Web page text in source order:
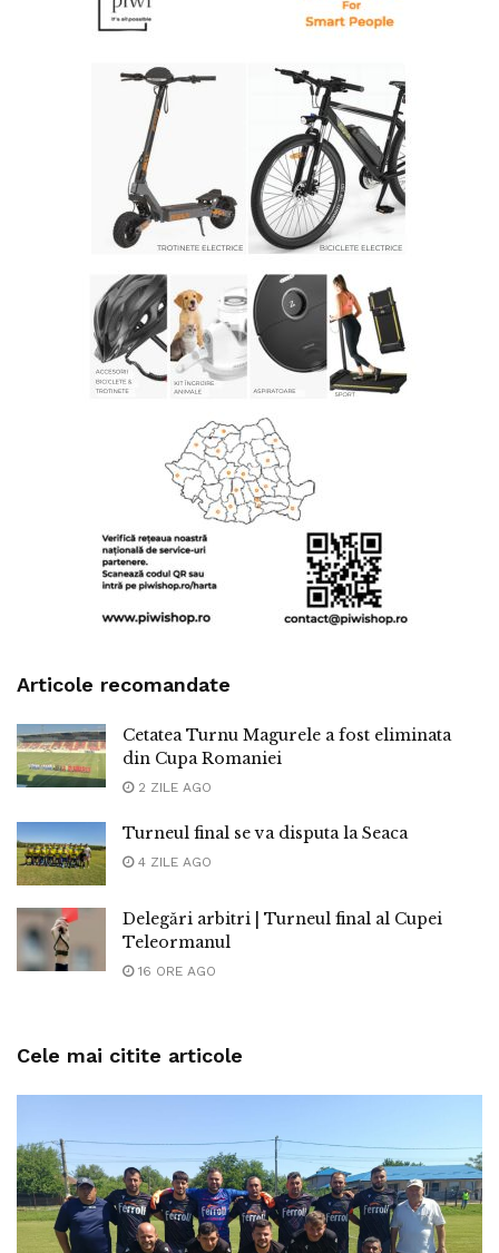
Articole recomandate
Cetatea Turnu Magurele a fost eliminata
din Cupa Romaniei
2 ZILE AGO
Turneul final se va disputa la Seaca
4 ZILE AGO
Delegări arbitri | Turneul final al Cupei
Teleormanul
16 ORE AGO
Cele mai citite articole